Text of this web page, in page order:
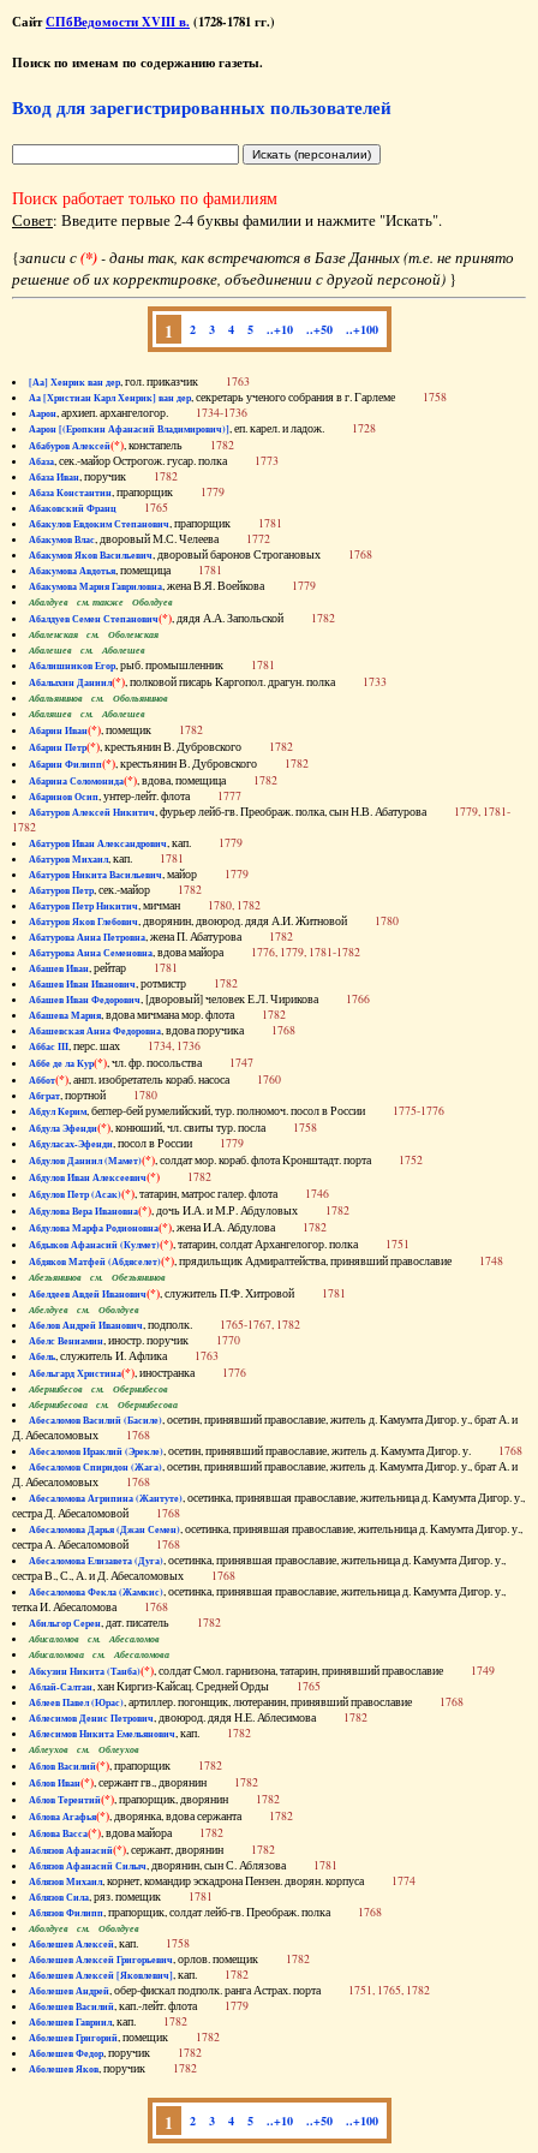
СайтСПбВедомости XVIII в. (1728-1781 гг.)
Поиск по именам по содержанию газеты.
Вход для зарегистрированных пользователей
Поиск работает только по фамилиям
Совет: Введите первые 2-4 буквы фамилии и нажмите "Искать".
{записи с(*)- даны так, как встречаются в Базе Данных (т.е. не принято
решение об их корректировке, объединении с другой персоной) }
1 2 3 4 5 ..+10 ..+50 ..+100
[Аа] Хенрик ван дер, гол. приказчик 1763
Аа [Христиан Карл Хенрик] ван дер, секретарь ученого собрания в г. Гарлеме 1758
Аарон, архиеп. архангелогор. 1734-1736
Аарон [(Еропкин Афанасий Владимирович)], еп. карел. и ладож. 1728
Абабуров Алексей(*), констапель 1782
Абаза, сек.-майор Острогож. гусар. полка 1773
Абаза Иван, поручик 1782
Абаза Константин, прапорщик 1779
Абаковский Франц 1765
Абакулов Евдоким Степанович, прапорщик 1781
Абакумов Влас, дворовый М.С. Челеева 1772
Абакумов Яков Васильевич, дворовый баронов Строгановых 1768
Абакумова Авдотья, помещица 1781
Абакумова Мария Гавриловна, жена В.Я. Воейкова 1779
Абалдуев см. также Оболдуев
Абалдуев Семен Степанович(*), дядя А.А. Запольской 1782
Абаленская см. Оболенская
Абалешев см. Аболешев
Абалишников Егор, рыб. промышленник 1781
Абалыхин Даниил(*), полковой писарь Каргопол. драгун. полка 1733
Абальянинов см. Обольянинов
Абаляшев см. Аболешев
Абарин Иван(*), помещик 1782
Абарин Петр(*), крестьянин В. Дубровского 1782
Абарин Филипп(*), крестьянин В. Дубровского 1782
Абарина Соломонида(*), вдова, помещица 1782
Абаринов Осип, унтер-лейт. флота 1777
Абатуров Алексей Никитич, фурьер лейб-гв. Преображ. полка, сын Н.В. Абатурова 1779, 1781-
1782
Абатуров Иван Александрович, кап. 1779
Абатуров Михаил, кап. 1781
Абатуров Никита Васильевич, майор 1779
Абатуров Петр, сек.-майор 1782
Абатуров Петр Никитич, мичман 1780, 1782
Абатуров Яков Глебович, дворянин, двоюрод. дядя А.И. Житновой 1780
Абатурова Анна Петровна, жена П. Абатурова 1782
Абатурова Анна Семеновна, вдова майора 1776, 1779, 1781-1782
Абашев Иван, рейтар 1781
Абашев Иван Иванович, ротмистр 1782
Абашев Иван Федорович, [дворовый] человек Е.Л. Чирикова 1766
Абашева Мария, вдова мичмана мор. флота 1782
Абашевская Анна Федоровна, вдова поручика 1768
Аббас III, перс. шах 1734, 1736
Аббе де ла Кур(*), чл. фр. посольства 1747
Аббот(*), англ. изобретатель кораб. насоса 1760
Абграт, портной 1780
Абдул Керим, беглер-бей румелийский, тур. полномоч. посол в России 1775-1776
Абдула Эфенди(*), конюший, чл. свиты тур. посла 1758
Абдуласах-Эфенди, посол в России 1779
Абдулов Даниил (Мамет)(*), солдат мор. кораб. флота Кронштадт. порта 1752
Абдулов Иван Алексеевич(*) 1782
Абдулов Петр (Асак)(*), татарин, матрос галер. флота 1746
Абдулова Вера Ивановна(*), дочь И.А. и М.Р. Абдуловых 1782
Абдулова Марфа Родионовна(*), жена И.А. Абдулова 1782
Абдыков Афанасий (Кулмет)(*), татарин, солдат Архангелогор. полка 1751
Абдяков Матфей (Абдяселет)(*), прядильщик Адмиралтейства, принявший православие 1748
Абезьянинов см. Обезьянинов
Абелдеев Авдей Иванович(*), служитель П.Ф. Хитровой 1781
Абелдуев см. Оболдуев
Абелов Андрей Иванович, подполк. 1765-1767, 1782
Абелс Вениамин, иностр. поручик 1770
Абель, служитель И. Афлика 1763
Абельгард Христина(*), иностранка 1776
Абернибесов см. Обернибесов
Абернибесова см. Обернибесова
Абесаломов Василий (Басиле), осетин, принявший православие, житель д. Камумта Дигор. у., брат А. и
Д. Абесаломовых 1768
Абесаломов Ираклий (Эрекле), осетин, принявший православие, житель д. Камумта Дигор. у. 1768
Абесаломов Спиридон (Жага), осетин, принявший православие, житель д. Камумта Дигор. у., брат А. и
Д. Абесаломовых 1768
Абесаломова Агрипина (Жантуте), осетинка, принявшая православие, жительница д. Камумта Дигор. у.,
сестра Д. Абесаломовой 1768
Абесаломова Дарья (Джан Семен), осетинка, принявшая православие, жительница д. Камумта Дигор. у.,
сестра А. Абесаломовой 1768
Абесаломова Елизавета (Дуга), осетинка, принявшая православие, жительница д. Камумта Дигор. у.,
сестра В., С., А. и Д. Абесаломовых 1768
Абесаломова Фекла (Жамкис), осетинка, принявшая православие, жительница д. Камумта Дигор. у.,
тетка И. Абесаломова 1768
Абильгор Серен, дат. писатель 1782
Абисаломов см. Абесаломов
Абисаломова см. Абесаломова
Абкузин Никита (Танба)(*), солдат Смол. гарнизона, татарин, принявший православие 1749
Аблай-Салтан, хан Киргиз-Кайсац. Средней Орды 1765
Аблеев Павел (Юрас), артиллер. погонщик, лютеранин, принявший православие 1768
Аблесимов Денис Петрович, двоюрод. дядя Н.Е. Аблесимова 1782
Аблесимов Никита Емельянович, кап. 1782
Аблеухов см. Облеухов
Аблов Василий(*), прапорщик 1782
Аблов Иван(*), сержант гв., дворянин 1782
Аблов Терентий(*), прапорщик, дворянин 1782
Аблова Агафья(*), дворянка, вдова сержанта 1782
Аблова Васса(*), вдова майора 1782
Аблязов Афанасий(*), сержант, дворянин 1782
Аблязов Афанасий Силыч, дворянин, сын С. Аблязова 1781
Аблязов Михаил, корнет, командир эскадрона Пензен. дворян. корпуса 1774
Аблязов Сила, ряз. помещик 1781
Аблязов Филипп, прапорщик, солдат лейб-гв. Преображ. полка 1768
Аболдуев см. Оболдуев
Аболешев Алексей, кап. 1758
Аболешев Алексей Григорьевич, орлов. помещик 1782
Аболешев Алексей [Яковлевич], кап. 1782
Аболешев Андрей, обер-фискал подполк. ранга Астрах. порта 1751, 1765, 1782
Аболешев Василий, кап.-лейт. флота 1779
Аболешев Гавриил, кап. 1782
Аболешев Григорий, помещик 1782
Аболешев Федор, поручик 1782
Аболешев Яков, поручик 1782
1 2 3 4 5 ..+10 ..+50 ..+100